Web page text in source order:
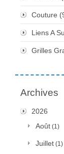
Couture
Liens A
Grilles
Archives
2026
Août (1)
Juillet (1)